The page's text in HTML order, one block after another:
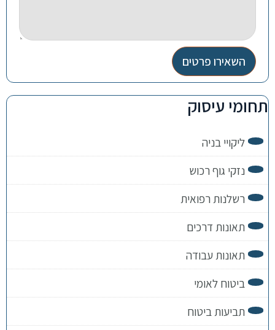
השאירו פרטים
תחומי עיסוק
ליקויי בניה
נזקי גוף רכוש
רשלנות רפואית
תאונות דרכים
תאונות עבודה
ביטוח לאומי
תביעות ביטוח